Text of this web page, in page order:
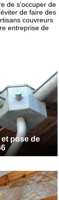
de s’occuper de
de faire des
couvreurs
entreprise de
pose de